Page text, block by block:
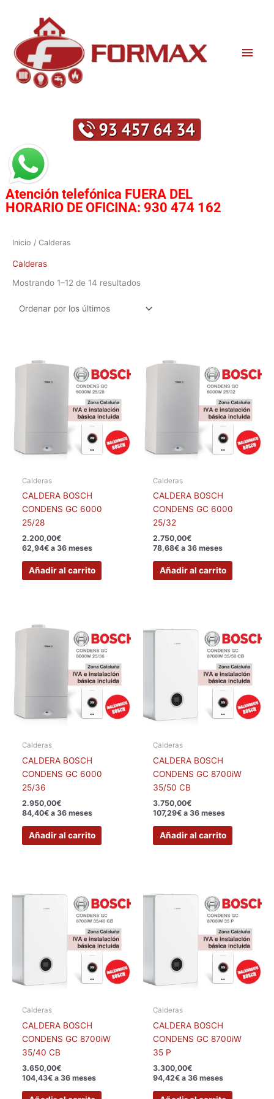
contenido
Atención telefónica FUERA DEL
HORARIO DE OFICINA: 930 474 162
Inicio / Calderas
Calderas
Mostrando 1–12 de 14 resultados
Calderas
CALDERA BOSCH
CONDENS GC 6000
25/28
2.200,00€
62,94€ a 36 meses
Añadir al carrito
Calderas
CALDERA BOSCH
CONDENS GC 6000
25/32
2.750,00€
78,68€ a 36 meses
Añadir al carrito
Calderas
CALDERA BOSCH
CONDENS GC 6000
25/36
2.950,00€
84,40€ a 36 meses
Añadir al carrito
Calderas
CALDERA BOSCH
CONDENS GC 8700iW
35/50 CB
3.750,00€
107,29€ a 36 meses
Añadir al carrito
Calderas
CALDERA BOSCH
CONDENS GC 8700iW
35/40 CB
3.650,00€
104,43€ a 36 meses
Calderas
CALDERA BOSCH
CONDENS GC 8700iW
35 P
3.300,00€
94,42€ a 36 meses